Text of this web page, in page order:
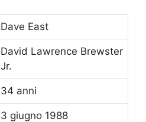
Dave East
David Lawrence Brewster
Jr.
34 anni
3 giugno 1988